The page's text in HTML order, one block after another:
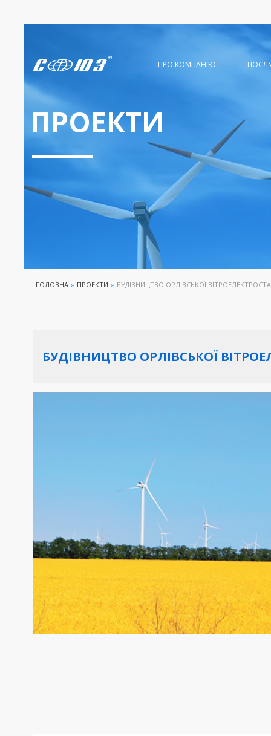
ПРОЕКТИ
ПРО КОМПАНІЮ
ГОЛОВНА » ПРОЕКТИ » БУДІВНИЦТВО ОРЛІВСЬКОЇ
БУДІВНИЦТВО ОРЛІВСЬКОЇ